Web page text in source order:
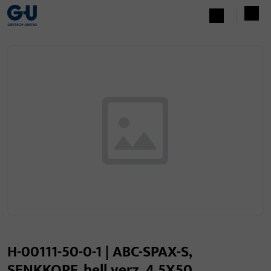
H-00111-50-0-1 | ABC-SPAX-S,